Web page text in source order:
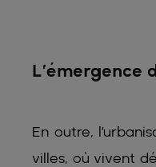
L’émergence
En outre,
villes, où vivent